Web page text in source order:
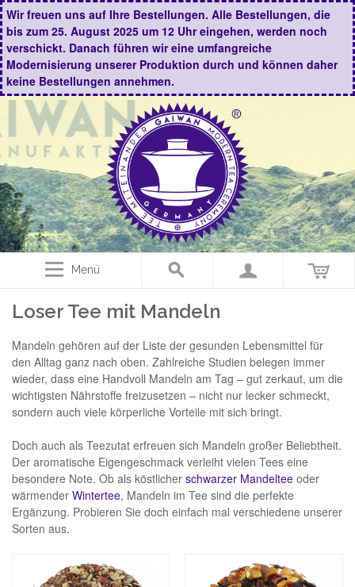
Wir freuen uns auf Ihre Bestellungen. Alle Bestellungen, die
bis zum 25. August 2025 um 12 Uhr eingehen, werden noch
verschickt. Danach führen wir eine umfangreiche
Modernisierung unserer Produktion durch und können daher
keine Bestellungen annehmen.
Menü
Loser Tee mit Mandeln
Mandeln gehören auf der Liste der gesunden Lebensmittel für
den Alltag ganz nach oben. Zahlreiche Studien belegen immer
wieder, dass eine Handvoll Mandeln am Tag – gut zerkaut, um die
wichtigsten Nährstoffe freizusetzen – nicht nur lecker schmeckt,
sondern auch viele körperliche Vorteile mit sich bringt.
Doch auch als Teezutat erfreuen sich Mandeln großer Beliebtheit.
Der aromatische Eigengeschmack verleiht vielen Tees eine
besondere Note. Ob als köstlicher schwarzer Mandeltee oder
wärmender Wintertee, Mandeln im Tee sind die perfekte
Ergänzung. Probieren Sie doch einfach mal verschiedene unserer
Sorten aus.